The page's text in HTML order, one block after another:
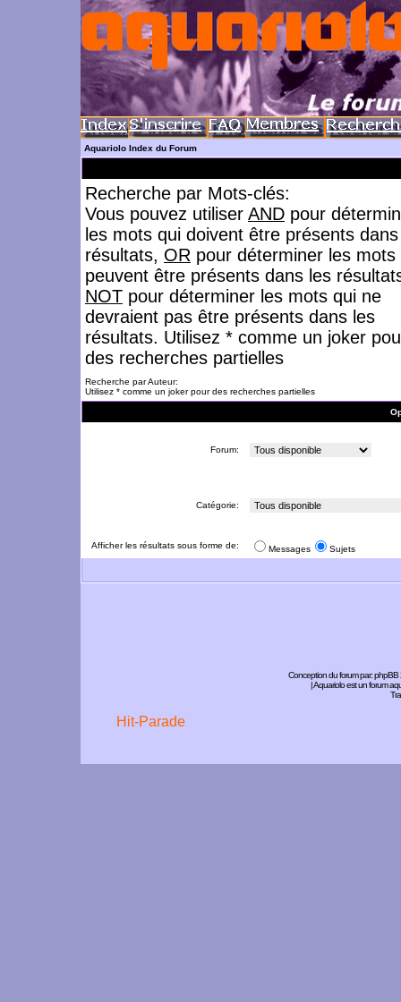
Aquariolo Index du Forum
Recherche par Mots-clés:
Vous pouvez utiliser AND pour
les mots qui doivent être présents
résultats, OR pour déterminer les mots
peuvent être présents dans les
NOT pour déterminer les mots qui ne
devraient pas être présents dans les
résultats. Utilisez * comme un joker
des recherches partielles
Recherche par Auteur:
Utilisez * comme un joker pour des recherches partielles
Forum:
Catégorie:
Afficher les résultats sous forme de: Messages Sujets
Conception du forum par:phpBB
| Aquariolo est un forum